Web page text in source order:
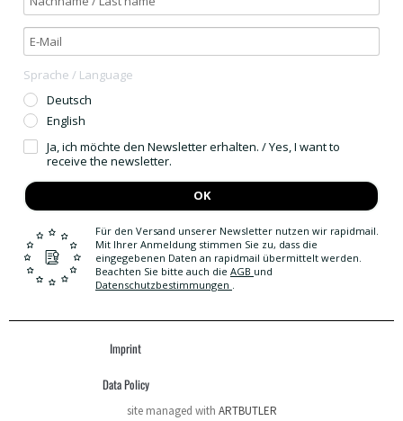
Sprache / Language
Deutsch
English
Ja, ich möchte den Newsletter erhalten. / Yes, I want to
receive the newsletter.
OK
Für den Versand unserer Newsletter nutzen wir rapidmail.
Mit Ihrer Anmeldung stimmen Sie zu, dass die
eingegebenen Daten an rapidmail übermittelt werden.
Beachten Sie bitte auch die AGB und
Datenschutzbestimmungen
Imprint
Data Policy
site managed with ARTBUTLER